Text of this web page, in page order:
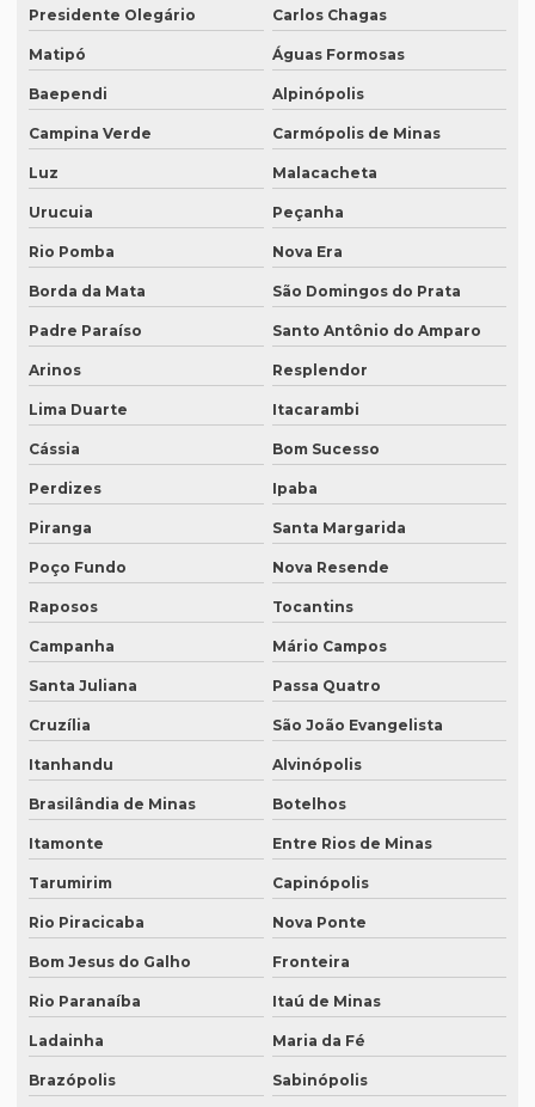
Intérprete profissional de francês
Intérprete profissional de japonês
Intérprete para seminários
Intérprete simultâneo em bh
Intérprete simultâneo espanhol em bh
Intérprete simultâneo espanhol rio de janeiro
Intérprete simultâneo inglês em bh
Intérprete simultâneo inglês rj
Intérprete de videoconferência
Intérprete para webinars
Intérprete para workshops
Lauda de tradução
Legendagem em espanhol
Legendagem em inglês
Legendagem em português
Legendagem preço por minuto
Legendagem profissional
Legendagem rio de janeiro
Legendagem de vídeos
Locação de equipamentos para tradução simultânea
Presidente Olegário Carlos Chagas
Matipó Águas Formosas
Baependi Alpinópolis
Campina Verde Carmópolis de Minas
Luz Malacacheta
Urucuia Peçanha
Rio Pomba Nova Era
Borda da Mata São Domingos do Prata
Padre Paraíso Santo Antônio do Amparo
Arinos Resplendor
Lima Duarte Itacarambi
Cássia Bom Sucesso
Perdizes Ipaba
Piranga Santa Margarida
Poço Fundo Nova Resende
Raposos Tocantins
Campanha Mário Campos
Santa Juliana Passa Quatro
Cruzília São João Evangelista
Itanhandu Alvinópolis
Brasilândia de Minas Botelhos
Itamonte Entre Rios de Minas
Tarumirim Capinópolis
Rio Piracicaba Nova Ponte
Bom Jesus do Galho Fronteira
Rio Paranaíba Itaú de Minas
Ladainha Maria da Fé
Brazópolis Sabinópolis